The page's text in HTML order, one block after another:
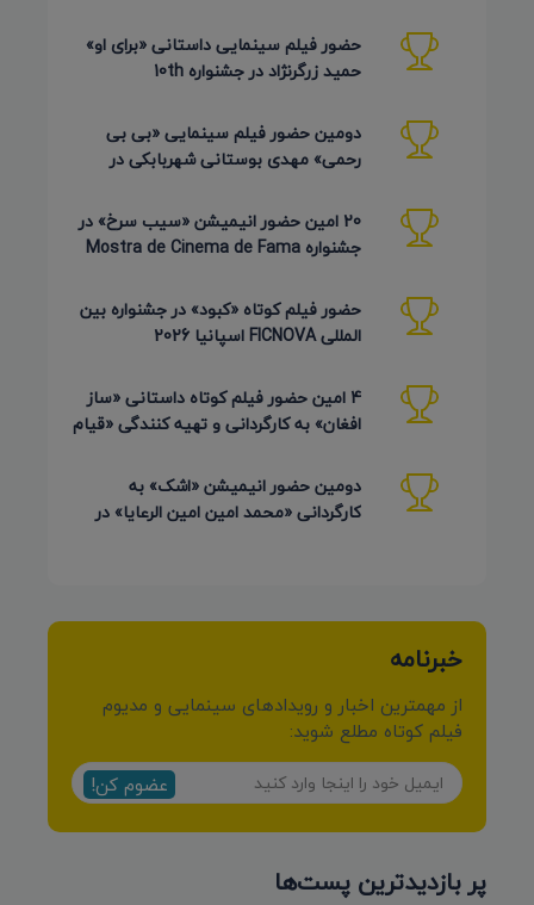
حضور فیلم سینمایی داستانی «برای او»
حمید زرگرنژاد در جشنواره 10th
دومین حضور فیلم سینمایی «بی بی
رحمی» مهدی بوستانی شهربابکی در
20 امین حضور انیمیشن «سیب سرخ» در
جشنواره Mostra de Cinema de Fama
حضور فیلم کوتاه «کبود» در جشنواره بین
المللی FICNOVA اسپانیا 2026
4 امین حضور فیلم کوتاه داستانی «ساز
افغان» به کارگردانی و تهیه کنندگی «قیام
دومین حضور انیمیشن «اشک» به
کارگردانی «محمد امین امین الرعایا» در
خبرنامه
از مهمترین اخبار و رویدادهای سینمایی و مدیوم
فیلم کوتاه مطلع شوید:
عضوم کن!
پر بازدیدترین پست‌ها